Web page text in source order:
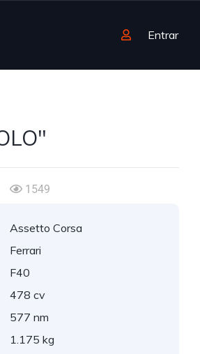
Entrar
1549
Assetto Corsa
Ferrari
F40
478 cv
577 nm
1.175 kg